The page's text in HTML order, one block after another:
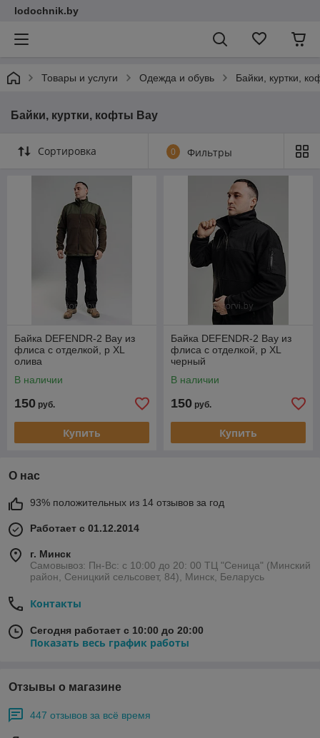
lodochnik.by
Товары и услуги Одежда и обувь Байки, куртки,
Байки, куртки, кофты Bay
Сортировка 0 Фильтры
Байка DEFENDR-2 Bay из
флиса с отделкой, р XL
олива
В наличии
150 руб.
Купить
Байка DEFENDR-2 Bay из
флиса с отделкой, р XL
черный
В наличии
150 руб.
Купить
О нас
93% положительных из 14 отзывов за год
Работает с 01.12.2014
г. Минск
Самовывоз: Пн-Вс: с 10:00 до 20: 00 ТЦ "Сеница" (Минский
район, Сеницкий сельсовет, 84), Минск, Беларусь
Контакты
Сегодня работает с 10:00 до 20:00
Показать весь график работы
Отзывы о магазине
447 отзывов за всё время